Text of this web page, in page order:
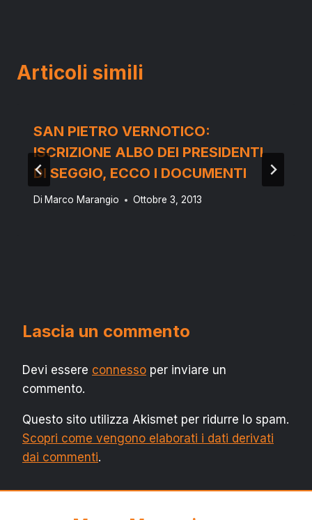
Articoli simili
SAN PIETRO VERNOTICO:
ISCRIZIONE ALBO DEI PRESIDENTI
DI SEGGIO, ECCO I DOCUMENTI
Di Marco Marangio Ottobre 3, 2013
Lascia un commento
Devi essere connesso per inviare un
commento.
Questo sito utilizza Akismet per ridurre lo spam.
Scopri come vengono elaborati i dati derivati
dai commenti.